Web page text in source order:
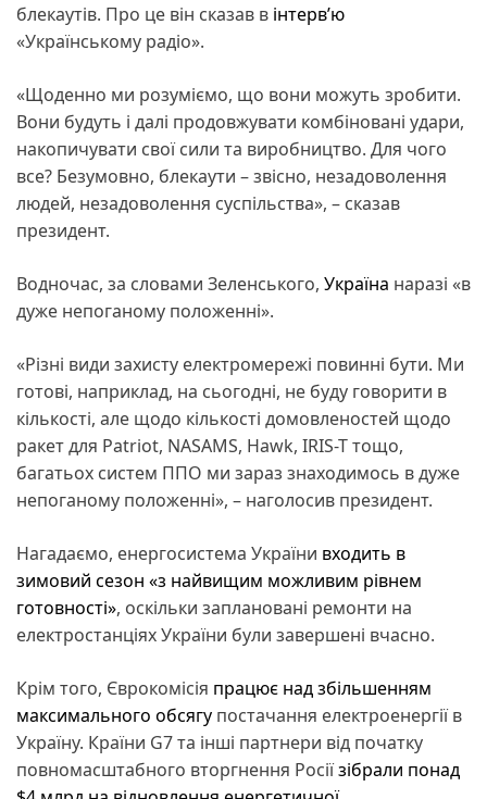
блекаутів. Про це він сказав в інтерв’ю
«Українському радіо».
«Щоденно ми розуміємо, що вони можуть зробити.
Вони будуть і далі продовжувати комбіновані удари,
накопичувати свої сили та виробництво. Для чого
все? Безумовно, блекаути – звісно, незадоволення
людей, незадоволення суспільства», – сказав
президент.
Водночас, за словами Зеленського, Україна наразі «в
дуже непоганому положенні».
«Різні види захисту електромережі повинні бути. Ми
готові, наприклад, на сьогодні, не буду говорити в
кількості, але щодо кількості домовленостей щодо
ракет для Patriot, NASAMS, Hawk, IRIS-T тощо,
багатьох систем ППО ми зараз знаходимось в дуже
непоганому положенні», – наголосив президент.
Нагадаємо, енергосистема України входить в
зимовий сезон «з найвищим можливим рівнем
готовності», оскільки заплановані ремонти на
електростанціях України були завершені вчасно.
Крім того, Єврокомісія працює над збільшенням
максимального обсягу постачання електроенергії в
Україну. Країни G7 та інші партнери від початку
повномасштабного вторгнення Росіїзібрали понад